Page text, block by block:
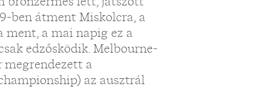
ben átment Miskolcra, a
ment, a mai napig ez a
edzősködik. Melbourne-
megrendezett a
az ausztrál